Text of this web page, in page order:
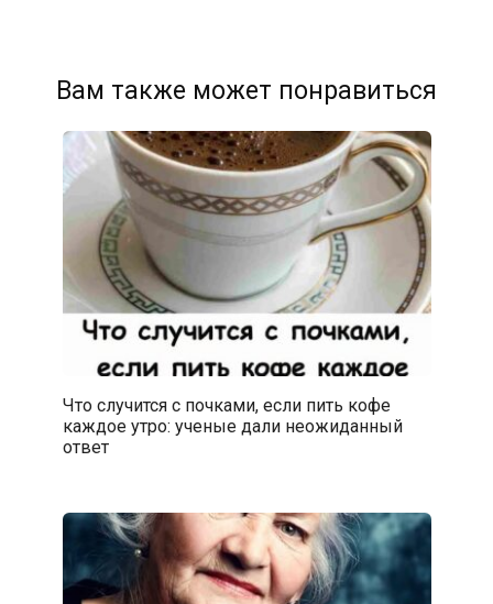
Вам также может понравиться
Что случится с почками, если пить кофе
каждое утро: ученые дали неожиданный
ответ